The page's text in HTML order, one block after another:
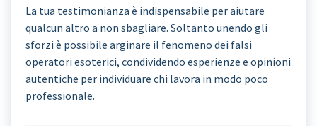
La tua testimonianza è indispensabile per aiutare
qualcun altro a non sbagliare. Soltanto unendo gli
sforzi è possibile arginare il fenomeno dei falsi
operatori esoterici, condividendo esperienze e opinioni
autentiche per individuare chi lavora in modo poco
professionale.